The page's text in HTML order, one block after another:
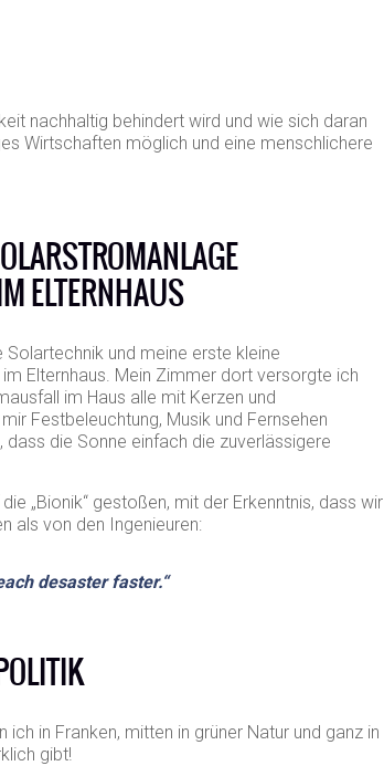
nachhaltig behindert wird und wie sich daran
Wirtschaften möglich und eine menschlichere
ELTERNHAUS
und meine erste kleine
Elternhaus. Mein Zimmer dort versorgte ich
im Haus alle mit Kerzen und
Festbeleuchtung, Musik und Fernsehen
die Sonne einfach die zuverlässigere
„Bionik“ gestoßen, mit der Erkenntnis, dass wir
als von den Ingenieuren:
desaster faster.“
in Franken, mitten in grüner Natur und ganz in
gibt!